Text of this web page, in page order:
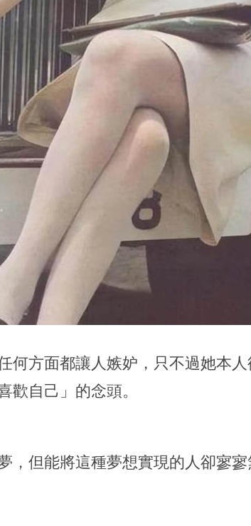
何方面都讓人嫉妒，只不過她本
歡自己」的念頭。
，但能將這種夢想實現的人卻寥